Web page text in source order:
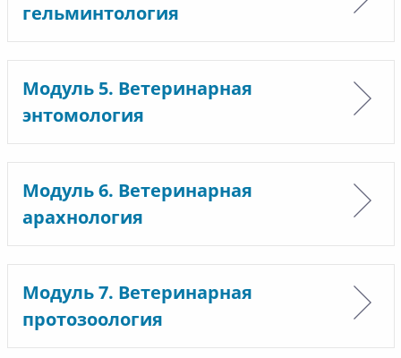
гельминтология
Модуль 5. Ветеринарная
энтомология
Модуль 6. Ветеринарная
арахнология
Модуль 7. Ветеринарная
протозоология